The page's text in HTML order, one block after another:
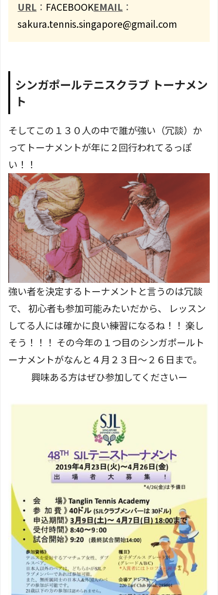
URL ： FACEBOOKEMAIL ：
sakura.tennis.singapore@gmail.com
シンガポールテニスクラブ トーナメン
ト
そしてこの１３０人の中で誰が強い（冗談）か
ってトーナメントが年に２回行われてるっぽ
い！！
強い者を決定するトーナメントと言うのは冗談
で、 初心者も参加可能みたいだから、 レッスン
してる人には確かに良い練習になるね！！ 楽し
そう！！！ その今年の１つ目のシンガポールト
ーナメントがなんと４月２３日～２６日まで。
興味ある方はぜひ参加してくださいー